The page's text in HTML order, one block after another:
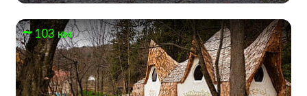
103 км